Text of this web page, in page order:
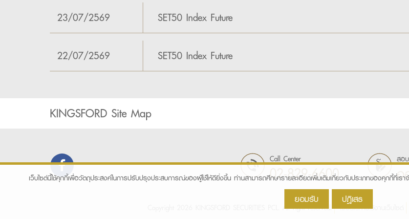
23/07/2569 SET50 Index Future
22/07/2569 SET50 Index Future
KINGSFORD Site Map
Call Center
02-829-6600
สอ
อ
Copyright 2026 KINGSFORD SECURITIES PCL. All right reserved. เงื่อนไขการใช้งานเว็บไซต์
เว็บไซต์นี้ใช้คุกกี้เพื่อวัตถุประสงค์ในการปรับปรุงประสบการณ์ของผู้ใช้ให้ดียิ่งขึ้น ท่านสามารถศึกษารายละเอียดเพิ่มเติมเกี่ยวกับประเภทของคุกกี้ที่เรา
ยอมรับ ปฎิเสธ